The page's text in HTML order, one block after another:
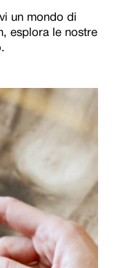
un mondo di
esplora le nostre